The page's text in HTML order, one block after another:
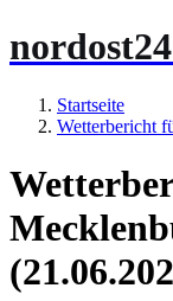
Startseite
Wetterbericht